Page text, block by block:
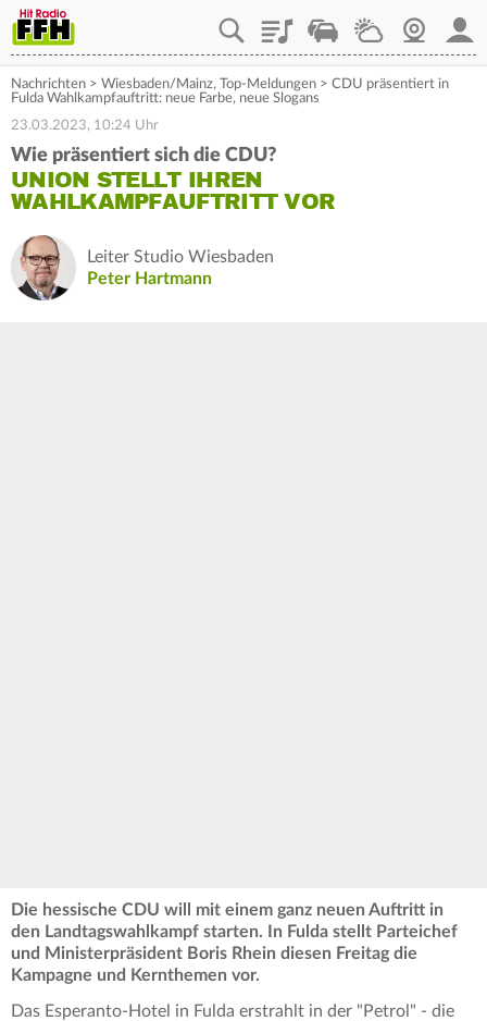
PlaylistStaupilotWetterWebcam
Nachrichten > Wiesbaden/Mainz, Top-Meldungen > CDU präsentiert in
Fulda Wahlkampfauftritt: neue Farbe, neue Slogans
23.03.2023, 10:24 Uhr
Wie präsentiert sich die CDU?
UNION STELLT IHREN
WAHLKAMPFAUFTRITT VOR
Leiter Studio Wiesbaden
Peter Hartmann
Die hessische CDU will mit einem ganz neuen Auftritt in
den Landtagswahlkampf starten. In Fulda stellt Parteichef
und Ministerpräsident Boris Rhein diesen Freitag die
Kampagne und Kernthemen vor.
Das Esperanto-Hotel in Fulda erstrahlt in der "Petrol" - die